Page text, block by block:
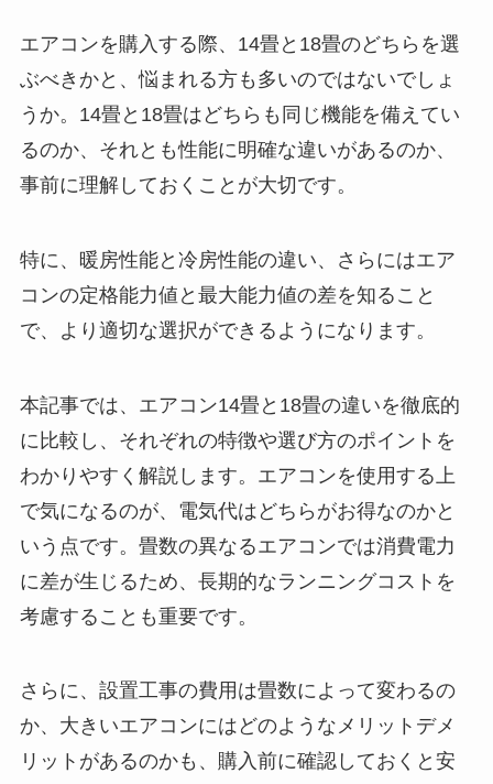
エアコンを購入する際、14畳と18畳のどちらを選
ぶべきかと、悩まれる方も多いのではないでしょ
うか。14畳と18畳はどちらも同じ機能を備えてい
るのか、それとも性能に明確な違いがあるのか、
事前に理解しておくことが大切です。
特に、暖房性能と冷房性能の違い、さらにはエア
コンの定格能力値と最大能力値の差を知ること
で、より適切な選択ができるようになります。
本記事では、エアコン14畳と18畳の違いを徹底的
に比較し、それぞれの特徴や選び方のポイントを
わかりやすく解説します。エアコンを使用する上
で気になるのが、電気代はどちらがお得なのかと
いう点です。畳数の異なるエアコンでは消費電力
に差が生じるため、長期的なランニングコストを
考慮することも重要です。
さらに、設置工事の費用は畳数によって変わるの
か、大きいエアコンにはどのようなメリットデメ
リットがあるのかも、購入前に確認しておくと安